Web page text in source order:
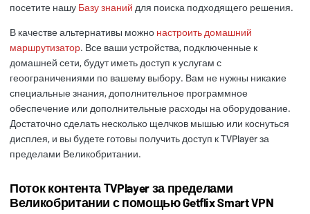
посетите нашу Базу знаний для поиска подходящего решения.
В качестве альтернативы можно настроить домашний
маршрутизатор. Все ваши устройства, подключенные к
домашней сети, будут иметь доступ к услугам с
геоограничениями по вашему выбору. Вам не нужны никакие
специальные знания, дополнительное программное
обеспечение или дополнительные расходы на оборудование.
Достаточно сделать несколько щелчков мышью или коснуться
дисплея, и вы будете готовы получить доступ к TVPlayer за
пределами Великобритании.
Поток контента TVPlayer за пределами
Великобритании с помощью Getflix Smart VPN